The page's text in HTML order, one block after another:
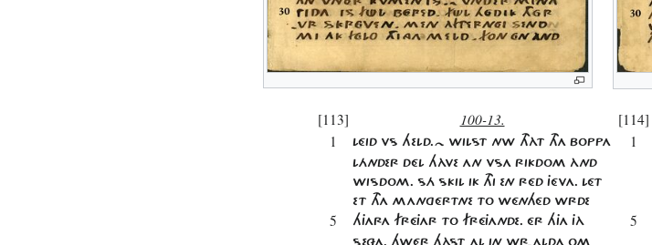
[113]
100-13.
1
LÉID VS HELD.~ WILST NW THÀT THA BOPPA
LÁNDER DÉL HÀVE AN VSA RIKDOM ÀND
WISDOM. SÁ SKIL IK THI EN RÉD JÉVA. LÉT
ET THA MAnGÉRTNE TO WÉNHÉD WRDE
5
HJARA FRÉJAR TO FRÉJANDE. ÉR HJA JÀ
SEZA. HWÉR HÀST AL IN WR-ALDA OM
[114]
1
5